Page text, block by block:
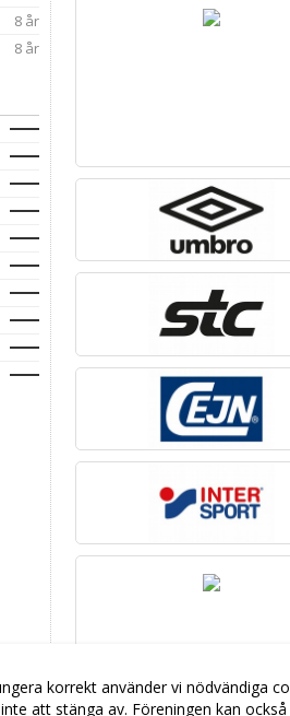
8 år
8 år
korrekt använder vi nödvändiga
att stänga av. Föreningen kan också